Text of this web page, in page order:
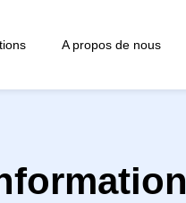
A propos de nous